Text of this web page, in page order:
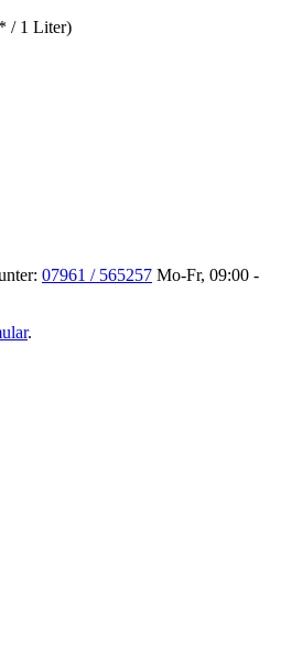
/ 1 Liter)
07961 / 565257 Mo-Fr, 09:00 -
.